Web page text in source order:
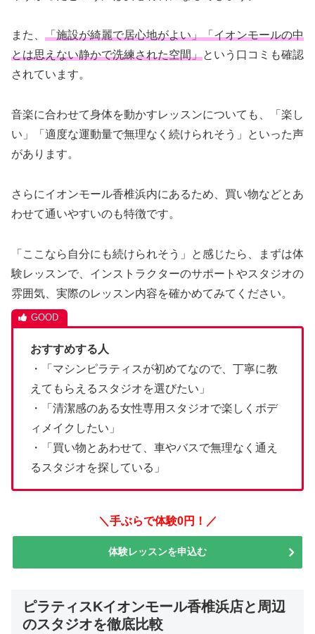
また、 「施設が綺麗で居心地がよい」「イオンモールの中
とは思えない静かで洗練された空間」という口コミも確認
されています。
音楽に合わせて身体を動かすレッスンについても、「楽し
い」「適度な運動量で無理なく続けられそう」といった声
があります。
さらにイオンモール香椎浜内にあるため、買い物などとあ
わせて通いやすいのも特徴です。
「ここなら自分にも続けられそう」と感じたら、まずは体
験レッスンで、インストラクターのサポートやスタジオの
雰囲気、実際のレッスン内容を確かめてみてください。
おすすめする人
・「マシンピラティスが初めてなので、丁寧に教
えてもらえるスタジオを選びたい」
・「清潔感のある女性専用スタジオで楽しくボデ
ィメイクしたい」
・「買い物とあわせて、車やバスで無理なく通え
るスタジオを探している」
＼手ぶらで体験0円！／
体験レッスンを申込む
ピラティスKイオンモール香椎浜店と周辺
のスタジオを徹底比較